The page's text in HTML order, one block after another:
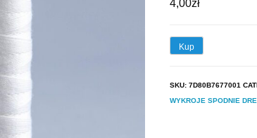
4,00zł
Kup
SKU: 7D80B7677001
WYKROJE SPODNIE